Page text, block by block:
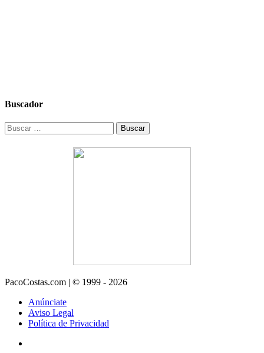
Buscador
Buscar:
PacoCostas.com | © 1999 - 2026
Anúnciate
Aviso Legal
Política de Privacidad